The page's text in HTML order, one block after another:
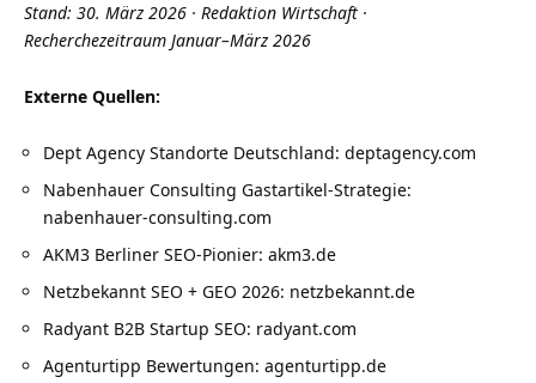
Stand: 30. März 2026 · Redaktion Wirtschaft ·
Recherchezeitraum Januar–März 2026
Externe Quellen:
Dept Agency Standorte Deutschland: deptagency.com
Nabenhauer Consulting Gastartikel-Strategie:
nabenhauer-consulting.com
AKM3 Berliner SEO-Pionier: akm3.de
Netzbekannt SEO + GEO 2026: netzbekannt.de
Radyant B2B Startup SEO: radyant.com
Agenturtipp Bewertungen: agenturtipp.de